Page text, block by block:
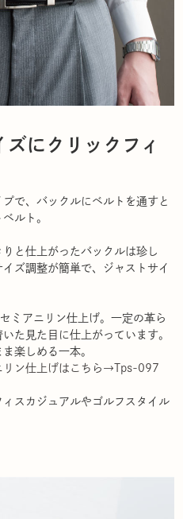
にクリックフィ
で、バックルにベルトを通すと
ルト。
と仕上がったバックルは珍し
ズ調整が簡単で、ジャストサイ
ミアニリン仕上げ。一定の革ら
た見た目に仕上がっています。
楽しめる一本。
リン仕上げはこちら→Tps-097
スカジュアルやゴルフスタイル